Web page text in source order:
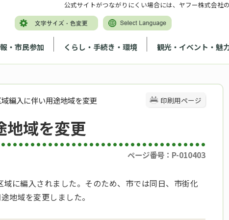
・市民参加 くらし・手続き・環境 観光・イベント・魅
公式サイトがつながりにくい場合には、ヤフー株式会社
印刷用ページ
編入に伴い用途地域を変更
地域を変更
ページ番号：P-010403
に編入されました。そのため、市では同日、市街化
地域を変更しました。